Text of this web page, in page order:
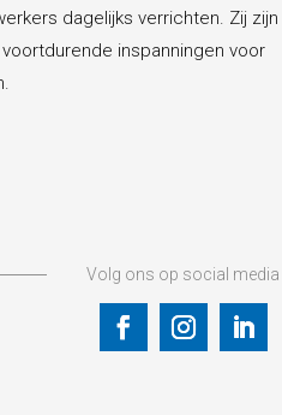
dagelijks verrichten. Zij zijn
inspanningen voor
Volg ons op social media